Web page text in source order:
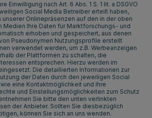
Einwilligung nach Art. 6 Abs. 1 S. 1 lit. a DSGVO
Social Media Betreiber erteilt haben,
Onlinepräsenzen auf den in der oben
Medien Ihre Daten für Marktforschungs- und
erhoben und gespeichert, aus denen
Pseudonymen Nutzungsprofile erstellt
verwendet werden, um z.B. Werbeanzeigen
der Plattformen zu schalten, die
entsprechen. Hierzu werden im
Die detaillierten Informationen zur
der Daten durch den jeweiligen Social
eine Kontaktmöglichkeit und Ihre
und Einstellungsmöglichkeiten zum Schutz
Sie bitte den unten verlinkten
der Anbieter. Sollten Sie diesbezüglich
können Sie sich an uns wenden.